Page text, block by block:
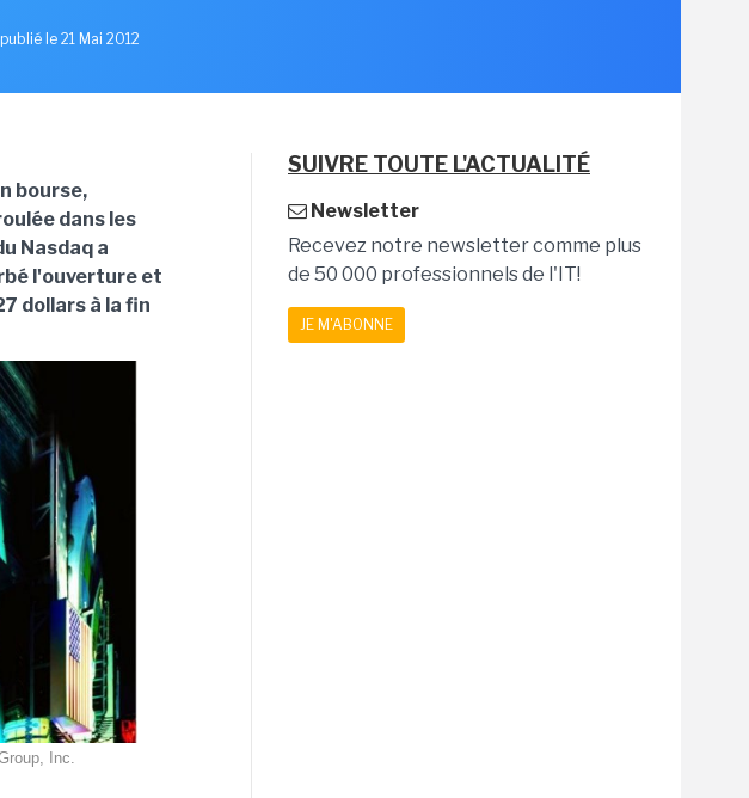
publié le 21 Mai 2012
bourse,
dans les
Nasdaq a
l'ouverture et
dollars à la fin
Inc.
SUIVRE TOUTE L'ACTUALITÉ
Newsletter
Recevez notre newsletter comme plus
de 50 000 professionnels de l'IT!
JE M'ABONNE